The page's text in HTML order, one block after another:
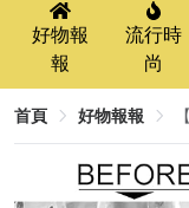
好物報
報
流行時
尚
首頁 好物報報